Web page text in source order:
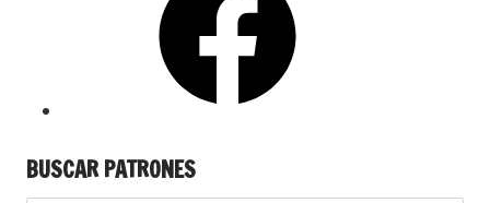
BUSCAR PATRONES